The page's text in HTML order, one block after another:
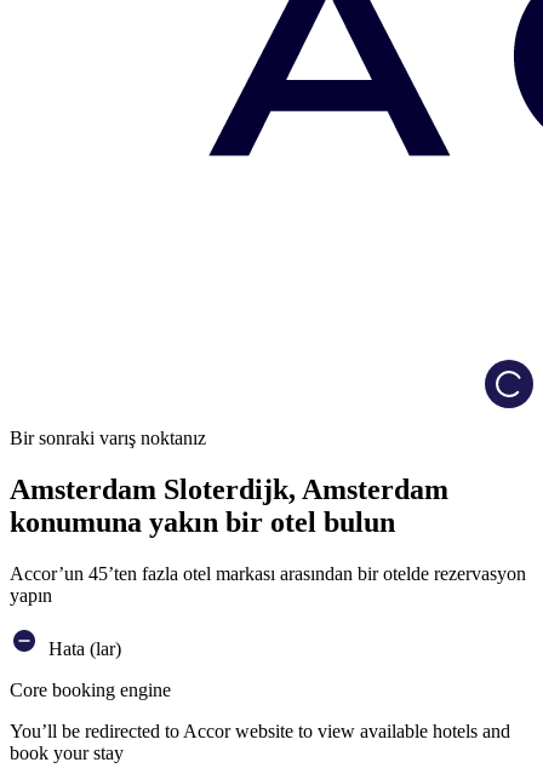
Bir sonraki varış noktanız
Amsterdam Sloterdijk, Amsterdam
konumuna yakın bir otel bulun
Accor’un 45’ten fazla otel markası arasından bir otelde rezervasyon
yapın
Hata (lar)
Core booking engine
You’ll be redirected to Accor website to view available hotels and
book your stay